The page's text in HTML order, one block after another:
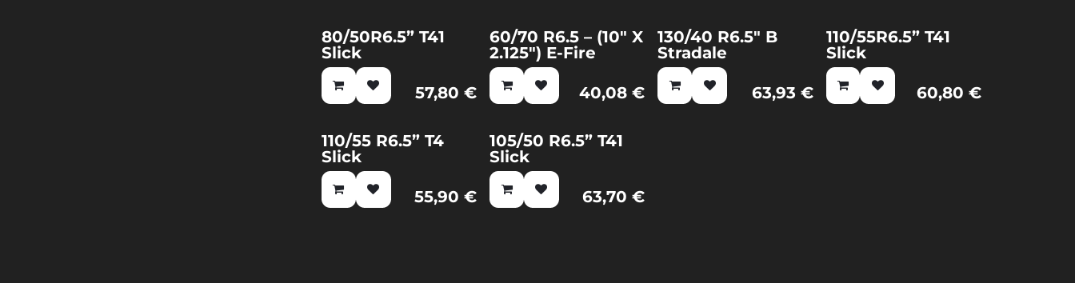
80/50R6.5” T41
Slick
57,80 €
60/70 R6.5 – (10″ X
2.125″) E-Fire
40,08 €
130/40 R6.5" B
Stradale
63,93 €
110/55R6.5” T41
Slick
60,80 €
110/55 R6.5” T4
Slick
55,90 €
105/50 R6.5” T41
Slick
63,70 €